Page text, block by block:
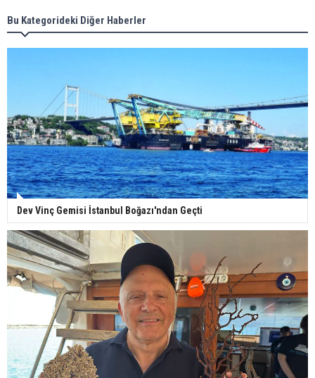
Bu Kategorideki Diğer Haberler
Dev Vinç Gemisi İstanbul Boğazı'ndan Geçti